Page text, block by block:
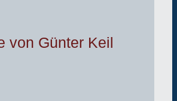
von Günter Keil